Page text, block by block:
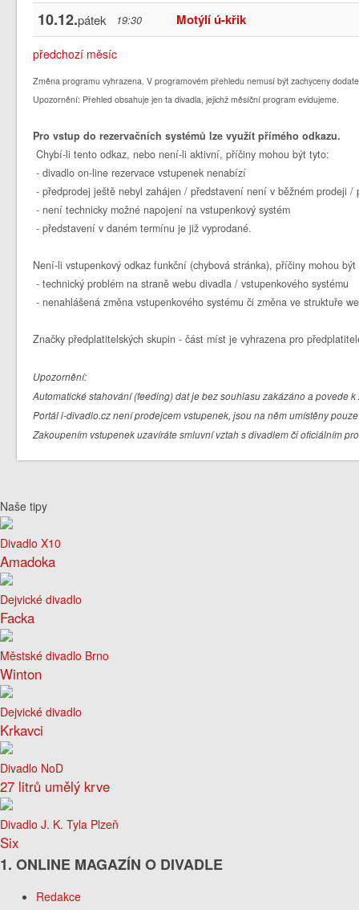
10.12.pátek 19:30 Motýlí ú-křik
předchozí měsíc
Změna programu vyhrazena. V programovém přehledu nemusí být zachyceny
Upozornění: Přehled obsahuje jen ta divadla, jejichž měsíční program evidujeme.
Pro vstup do rezervačních systémů lze využít přímého odkazu.
Chybí-li tento odkaz, nebo není-li aktivní, příčiny mohou být tyto:
- divadlo on-line rezervace vstupenek nenabízí
- předprodej ještě nebyl zahájen / představení není v běžném prodeji /
- není technicky možné napojení na vstupenkový systém
- představení v daném termínu je již vyprodané.
Není-li vstupenkový odkaz funkční (chybová stránka), příčiny mohou
- technický problém na straně webu divadla / vstupenkového systému
- nenahlášená změna vstupenkového systému či změna ve struktuře
Značky předplatitelských skupin - část míst je vyhrazena pro
Upozornění:
Automatické stahování (feeding) dat je bez souhlasu zakázáno a povede
Portál i-divadlo.cz není prodejcem vstupenek, jsou na něm umístěny
Zakoupením vstupenek uzavíráte smluvní vztah s divadlem či oficiálním
Naše tipy
Divadlo X10
Amadoka
Dejvické divadlo
Facka
Městské divadlo Brno
Winton
Dejvické divadlo
Krkavci
Divadlo NoD
27 litrů umělý krve
Divadlo J. K. Tyla Plzeň
Six
1. ONLINE MAGAZÍN O DIVADLE
Redakce